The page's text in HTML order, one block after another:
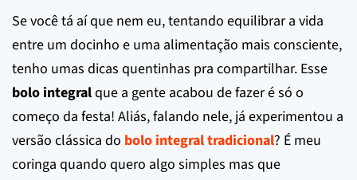
Se você tá aí que nem eu, tentando equilibrar a vida
entre um docinho e uma alimentação mais consciente,
tenho umas dicas quentinhas pra compartilhar. Esse
bolo integralque a gente acabou de fazer é só o
começo da festa! Aliás, falando nele, já experimentou a
versão clássica do bolo integral tradicional? É meu
coringa quando quero algo simples mas que